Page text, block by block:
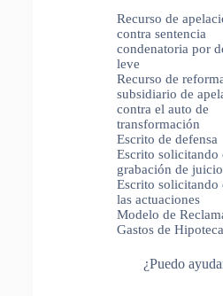
Recurso de
contra sentencia
condenatoria por
leve
Recurso de
subsidiario de
contra el auto de
transformación
Escrito de defensa
Escrito solicitando
grabación de
Escrito solicitando
las actuaciones
Modelo de
Gastos de
¿Puedo